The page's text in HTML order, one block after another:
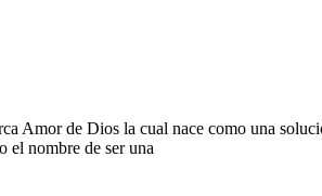
Amor de Dios la cual nace como una
el nombre de ser una